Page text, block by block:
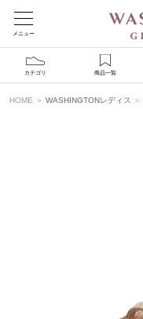
メニュー
カテゴリ 商品一覧
HOME WASHINGTONレディス